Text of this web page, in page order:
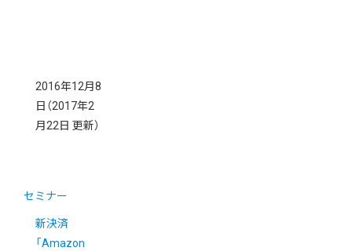
2016年12月8
日 （2017年2
月22日 更新）
セミナー
新決済
「Amazon